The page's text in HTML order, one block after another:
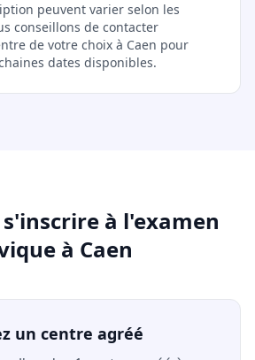
peuvent varier selon les
conseillons de contacter
de votre choix à Caen pour
dates disponibles.
à l'examen
à Caen
un centre agréé